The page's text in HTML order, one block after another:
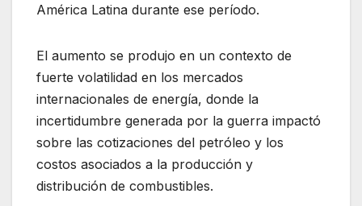
América Latina durante ese período.
El aumento se produjo en un contexto de
fuerte volatilidad en los mercados
internacionales de energía, donde la
incertidumbre generada por la guerra impactó
sobre las cotizaciones del petróleo y los
costos asociados a la producción y
distribución de combustibles.